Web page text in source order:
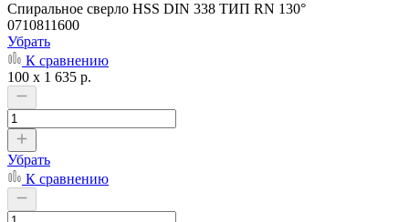
Cпиральное сверло HSS DIN 338 ТИП RN 130°
0710811600
Убрать
К сравнению
100 x 1 635 р.
Убрать
К сравнению